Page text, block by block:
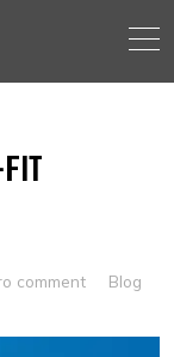
comment
Blog